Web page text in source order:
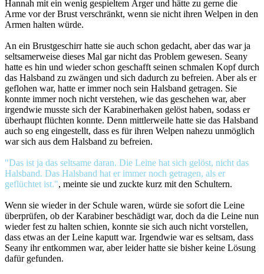
Hannah mit ein wenig gespieltem Ärger und hätte zu gerne die
Arme vor der Brust verschränkt, wenn sie nicht ihren Welpen in den
Armen halten würde.
An ein Brustgeschirr hatte sie auch schon gedacht, aber das war ja
seltsamerweise dieses Mal gar nicht das Problem gewesen. Seany
hatte es hin und wieder schon geschafft seinen schmalen Kopf durch
das Halsband zu zwängen und sich dadurch zu befreien. Aber als er
geflohen war, hatte er immer noch sein Halsband getragen. Sie
konnte immer noch nicht verstehen, wie das geschehen war, aber
irgendwie musste sich der Karabinerhaken gelöst haben, sodass er
überhaupt flüchten konnte. Denn mittlerweile hatte sie das Halsband
auch so eng eingestellt, dass es für ihren Welpen nahezu unmöglich
war sich aus dem Halsband zu befreien.
"Das ist ja das seltsame daran. Die Leine hat sich gelöst, nicht das
Halsband. Das Halsband hat er immer noch getragen, als er
geflüchtet ist.", meinte sie und zuckte kurz mit den Schultern.
Wenn sie wieder in der Schule waren, würde sie sofort die Leine
überprüfen, ob der Karabiner beschädigt war, doch da die Leine nun
wieder fest zu halten schien, konnte sie sich auch nicht vorstellen,
dass etwas an der Leine kaputt war. Irgendwie war es seltsam, dass
Seany ihr entkommen war, aber leider hatte sie bisher keine Lösung
dafür gefunden.